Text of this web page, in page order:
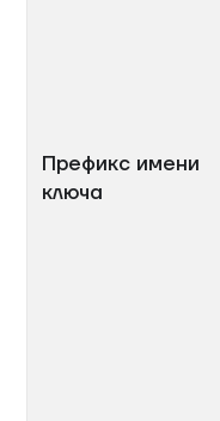
Префикс имени
ключа